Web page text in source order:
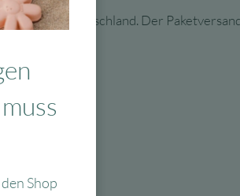
für Deutschland. Der
Shop